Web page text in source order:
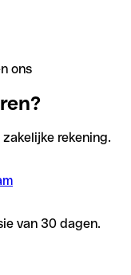
ons
rekening.
van 30 dagen.